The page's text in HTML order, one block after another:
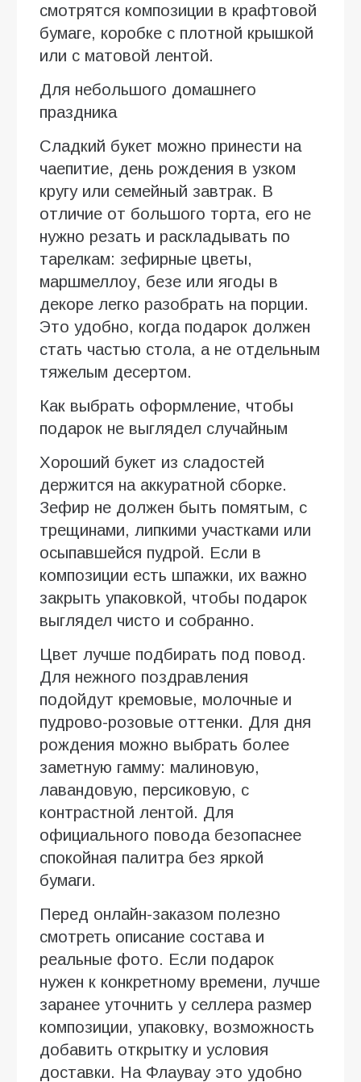
смотрятся композиции в крафтовой
бумаге, коробке с плотной крышкой
или с матовой лентой.
Для небольшого домашнего
праздника
Сладкий букет можно принести на
чаепитие, день рождения в узком
кругу или семейный завтрак. В
отличие от большого торта, его не
нужно резать и раскладывать по
тарелкам: зефирные цветы,
маршмеллоу, безе или ягоды в
декоре легко разобрать на порции.
Это удобно, когда подарок должен
стать частью стола, а не отдельным
тяжелым десертом.
Как выбрать оформление, чтобы
подарок не выглядел случайным
Хороший букет из сладостей
держится на аккуратной сборке.
Зефир не должен быть помятым, с
трещинами, липкими участками или
осыпавшейся пудрой. Если в
композиции есть шпажки, их важно
закрыть упаковкой, чтобы подарок
выглядел чисто и собранно.
Цвет лучше подбирать под повод.
Для нежного поздравления
подойдут кремовые, молочные и
пудрово-розовые оттенки. Для дня
рождения можно выбрать более
заметную гамму: малиновую,
лавандовую, персиковую, с
контрастной лентой. Для
официального повода безопаснее
спокойная палитра без яркой
бумаги.
Перед онлайн-заказом полезно
смотреть описание состава и
реальные фото. Если подарок
нужен к конкретному времени, лучше
заранее уточнить у селлера размер
композиции, упаковку, возможность
добавить открытку и условия
доставки. На Флаувау это удобно